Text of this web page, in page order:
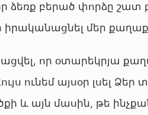
ձեռք բերած փորձը շատ
մեր
որ օտարեկրյա
ունեմ այսօր լսել
և այն մասին, թե